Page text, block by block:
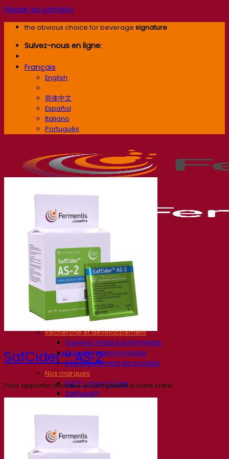
Passer au contenu
the obvious choice for beverage signature
Suivez-nous en ligne:
Français
English
简体中文
Español
Italiano
Português
Société
À propos
Expert en fermentation
Une équipe passionnée
Soutenir la créativité
À propos de Lesaffre
Recherche et développement
Superior Yeast par Fermentis
Caractérisation produits
Développement de produits
Nos marques
E2U™ – Easy To Use
SafYeast™
Fermentis Academy™
Fabrication à façon
Dégustations de boissons
Solutions de fermentation
SafCider™ AS‑2
Pour apporter douceur et complexité à votre cidre